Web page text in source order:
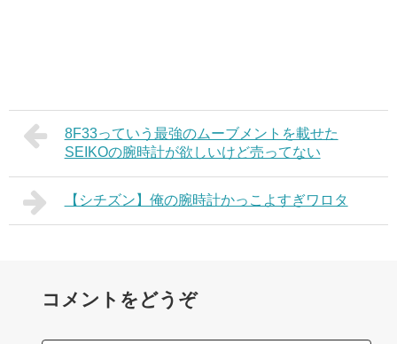
8F33っていう最強のムーブメントを載せた
SEIKOの腕時計が欲しいけど売ってない
【シチズン】俺の腕時計かっこよすぎワロタ
コメントをどうぞ